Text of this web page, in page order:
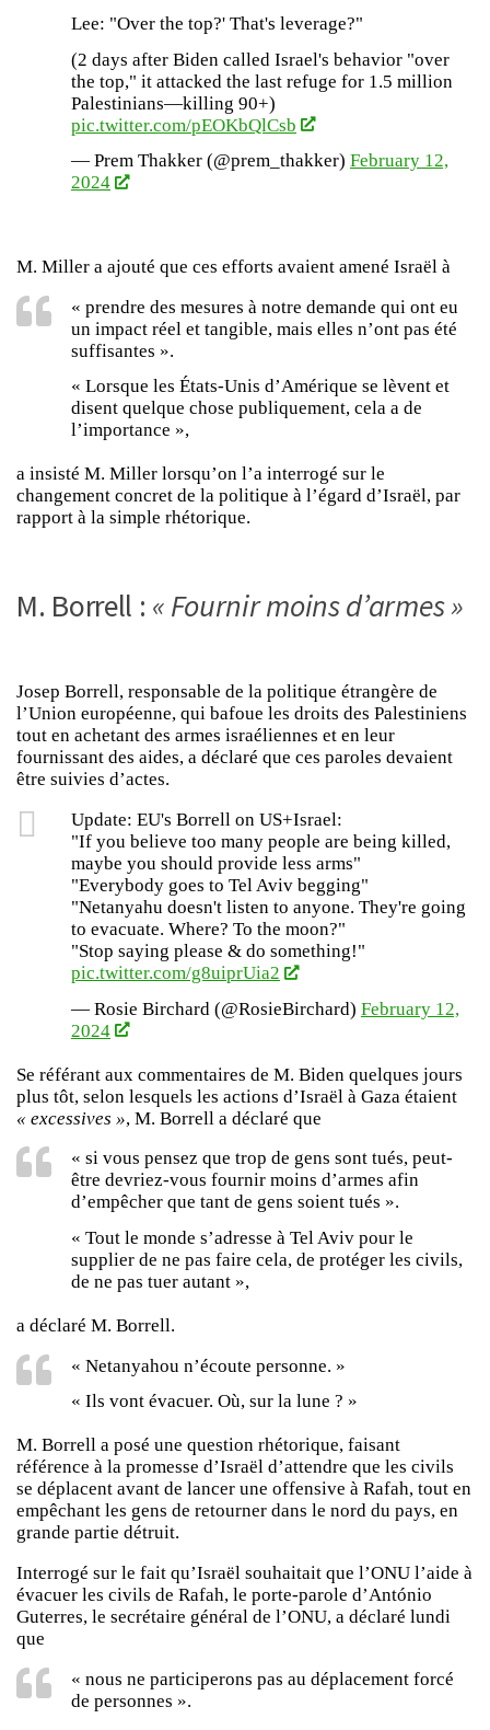
Lee: "Over the top?' That's leverage?"
(2 days after Biden called Israel's behavior "over
the top," it attacked the last refuge for 1.5 million
Palestinians—killing 90+)
pic.twitter.com/pEOKbQlCsb
— Prem Thakker (@prem_thakker) February 12,
2024
M. Miller a ajouté que ces efforts avaient amené Israël à
« prendre des mesures à notre demande qui ont eu
un impact réel et tangible, mais elles n’ont pas été
suffisantes ».
« Lorsque les États-Unis d’Amérique se lèvent et
disent quelque chose publiquement, cela a de
l’importance »,
a insisté M. Miller lorsqu’on l’a interrogé sur le
changement concret de la politique à l’égard d’Israël, par
rapport à la simple rhétorique.
M. Borrell : « Fournir moins d’armes »
Josep Borrell, responsable de la politique étrangère de
l’Union européenne, qui bafoue les droits des Palestiniens
tout en achetant des armes israéliennes et en leur
fournissant des aides, a déclaré que ces paroles devaient
être suivies d’actes.
Update: EU's Borrell on US+Israel:
"If you believe too many people are being killed,
maybe you should provide less arms"
"Everybody goes to Tel Aviv begging"
"Netanyahu doesn't listen to anyone. They're going
to evacuate. Where? To the moon?"
"Stop saying please & do something!"
pic.twitter.com/g8uiprUia2
— Rosie Birchard (@RosieBirchard) February 12,
2024
Se référant aux commentaires de M. Biden quelques jours
plus tôt, selon lesquels les actions d’Israël à Gaza étaient
« excessives », M. Borrell a déclaré que
« si vous pensez que trop de gens sont tués, peut-
être devriez-vous fournir moins d’armes afin
d’empêcher que tant de gens soient tués ».
« Tout le monde s’adresse à Tel Aviv pour le
supplier de ne pas faire cela, de protéger les civils,
de ne pas tuer autant »,
a déclaré M. Borrell.
« Netanyahou n’écoute personne. »
« Ils vont évacuer. Où, sur la lune ? »
M. Borrell a posé une question rhétorique, faisant
référence à la promesse d’Israël d’attendre que les civils
se déplacent avant de lancer une offensive à Rafah, tout en
empêchant les gens de retourner dans le nord du pays, en
grande partie détruit.
Interrogé sur le fait qu’Israël souhaitait que l’ONU l’aide à
évacuer les civils de Rafah, le porte-parole d’António
Guterres, le secrétaire général de l’ONU, a déclaré lundi
que
« nous ne participerons pas au déplacement forcé
de personnes ».